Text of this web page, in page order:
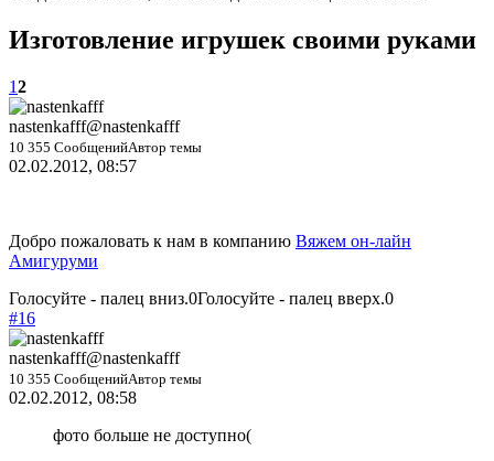
Изготовление игрушек своими руками
12
nastenkafff@nastenkafff
10 355 СообщенийАвтор темы
02.02.2012, 08:57
Добро пожаловать к нам в компанию Вяжем он-лайн
Амигуруми
Голосуйте - палец вниз.0Голосуйте - палец вверх.0
#16
nastenkafff@nastenkafff
10 355 СообщенийАвтор темы
02.02.2012, 08:58
фото больше не доступно(